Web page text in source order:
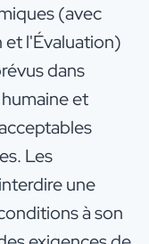
(avec
l'Évaluation)
dans
et
Les
une
à son